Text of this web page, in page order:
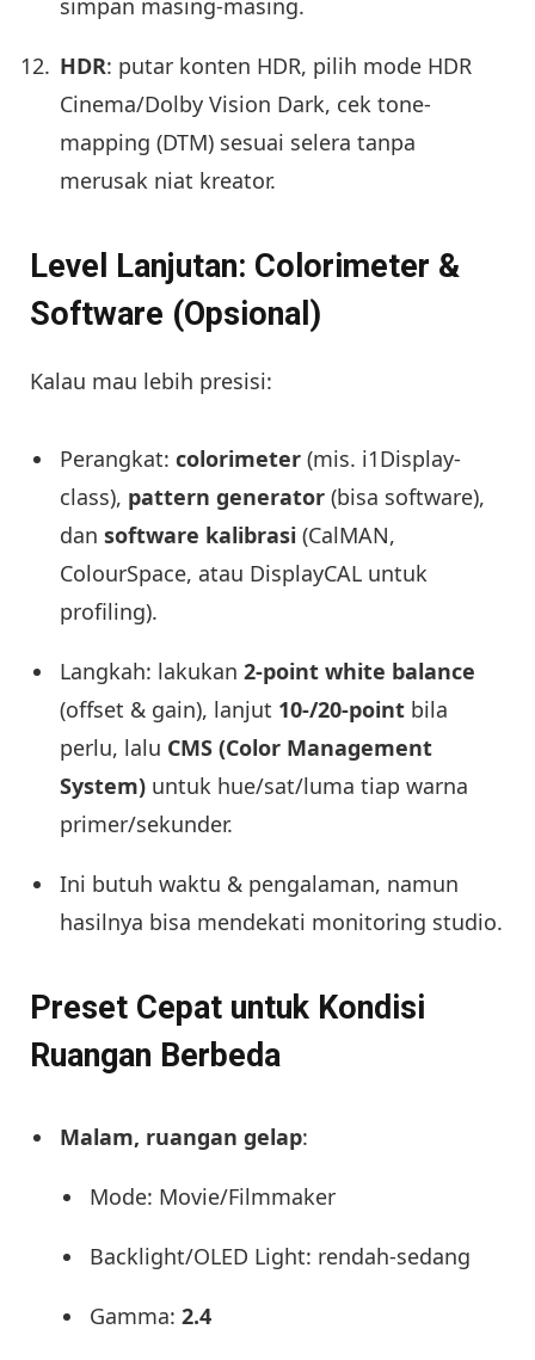
HDR: putar konten HDR, pilih mode HDR
Cinema/Dolby Vision Dark, cek tone-
mapping (DTM) sesuai selera tanpa
merusak niat kreator.
Level Lanjutan: Colorimeter &
Software (Opsional)
Kalau mau lebih presisi:
Perangkat: colorimeter (mis. i1Display-
class), pattern generator (bisa software),
dan software kalibrasi (CalMAN,
ColourSpace, atau DisplayCAL untuk
profiling).
Langkah: lakukan 2-point white balance
(offset & gain), lanjut 10-/20-point bila
perlu, lalu CMS (Color Management
System) untuk hue/sat/luma tiap warna
primer/sekunder.
Ini butuh waktu & pengalaman, namun
hasilnya bisa mendekati monitoring studio.
Preset Cepat untuk Kondisi
Ruangan Berbeda
Malam, ruangan gelap:
Mode: Movie/Filmmaker
Backlight/OLED Light: rendah-sedang
Gamma: 2.4